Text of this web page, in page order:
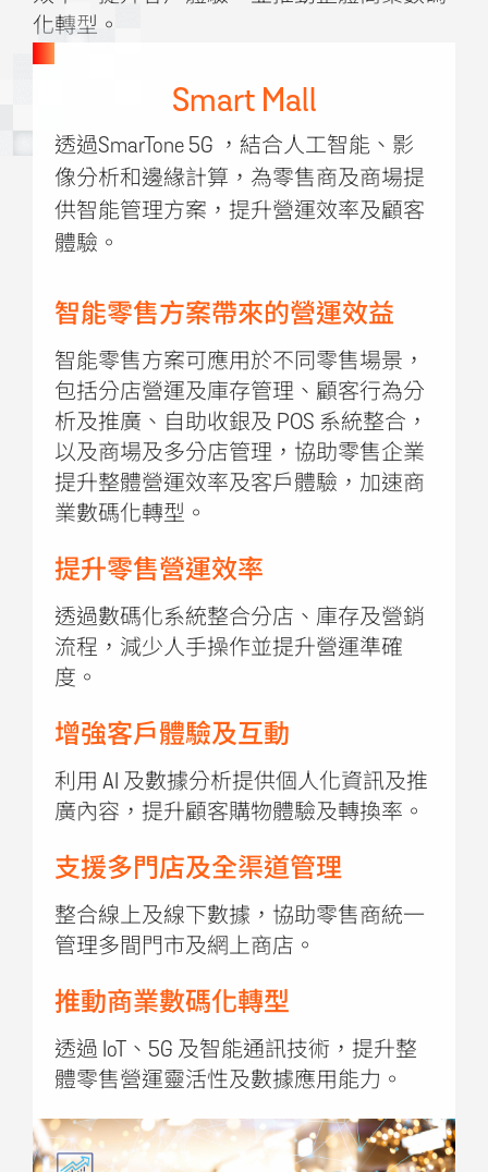
化轉型。
Smart Mall
透過SmarTone 5G ，結合人工智能、影
像分析和邊緣計算，為零售商及商場提
供智能管理方案，提升營運效率及顧客
體驗。
智能零售方案帶來的營運效益
智能零售方案可應用於不同零售場景，
包括分店營運及庫存管理、顧客行為分
析及推廣、自助收銀及 POS 系統整合，
以及商場及多分店管理，協助零售企業
提升整體營運效率及客戶體驗，加速商
業數碼化轉型。
提升零售營運效率
透過數碼化系統整合分店、庫存及營銷
流程，減少人手操作並提升營運準確
度。
增強客戶體驗及互動
利用 AI 及數據分析提供個人化資訊及推
廣內容，提升顧客購物體驗及轉換率。
支援多門店及全渠道管理
整合線上及線下數據，協助零售商統一
管理多間門市及網上商店。
推動商業數碼化轉型
透過 IoT、5G 及智能通訊技術，提升整
體零售營運靈活性及數據應用能力。